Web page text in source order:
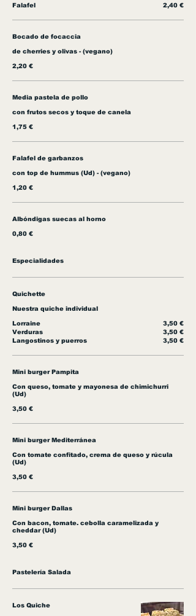
Falafel
2,40 €
Bocado de focaccia
de cherries y olivas - (vegano)
2,20 €
Media pastela de pollo
con frutos secos y toque de canela
1,75 €
Falafel de garbanzos
con top de hummus (Ud) - (vegano)
1,20 €
Albóndigas suecas al horno
0,80 €
Especialidades
Quichette
Nuestra quiche individual
Lorraine
3,50 €
Verduras
3,50 €
Langostinos y puerros
3,50 €
Mini burger Pampita
Con queso, tomate y mayonesa de chimichurri
(Ud)
3,50 €
Mini burger Mediterránea
Con tomate confitado, crema de queso y rúcula
(Ud)
3,50 €
Mini burger Dallas
Con bacon, tomate. cebolla caramelizada y
cheddar (Ud)
3,50 €
Pastelería Salada
Los Quiche